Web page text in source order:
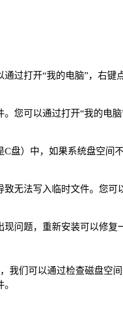
过打开“我的电脑”，右
可以通过打开“我的电
）中，如果系统盘空间
无法写入临时文件。您
问题，重新安装可以修复
我们可以通过检查磁盘空